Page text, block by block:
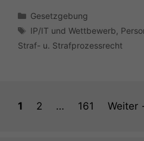
Kategorien
Gesetzgebung
Schlagwörter
IP/IT und Wettbewerb
Straf- u. Strafprozessrecht
Seite
1 Seite
2 … Seite
161 Weiter